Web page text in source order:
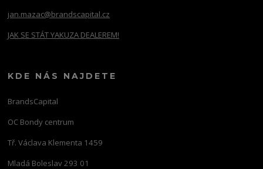
jan.mazac@brandscapital.cz
JAK SE STÁT YAKUZA DEALEREM!
KDE NÁS NAJDETE
BrandsCapital
OC Bondy centrum
Tř. Václava Klementa 1459
Mladá Boleslav 293 01